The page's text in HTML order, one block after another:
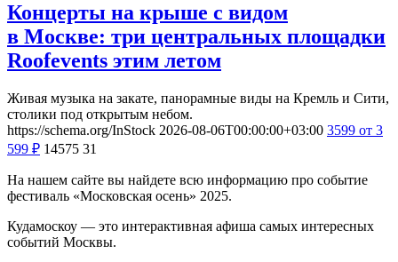
Концерты на крыше с видом
в Москве: три центральных площадки
Roofevents этим летом
Живая музыка на закате, панорамные виды на Кремль и Сити,
столики под открытым небом.
https://schema.org/InStock 2026-08-06T00:00:00+03:00 3599 от 3
599 ₽ 14575 31
На нашем сайте вы найдете всю информацию про событие
фестиваль «Московская осень» 2025.
Кудамоскоу — это интерактивная афиша самых интересных
событий Москвы.